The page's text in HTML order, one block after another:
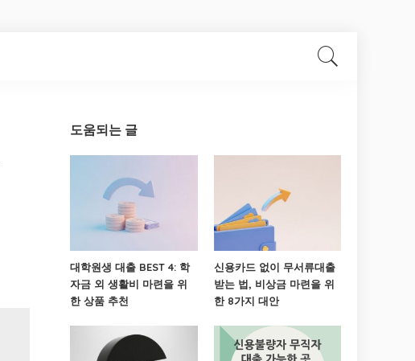
도움되는 글
대학원생 대출 BEST 4: 학
자금 외 생활비 마련을 위
한 상품 추천
신용카드 없이 무서류대출
받는 법, 비상금 마련을 위
한 8가지 대안